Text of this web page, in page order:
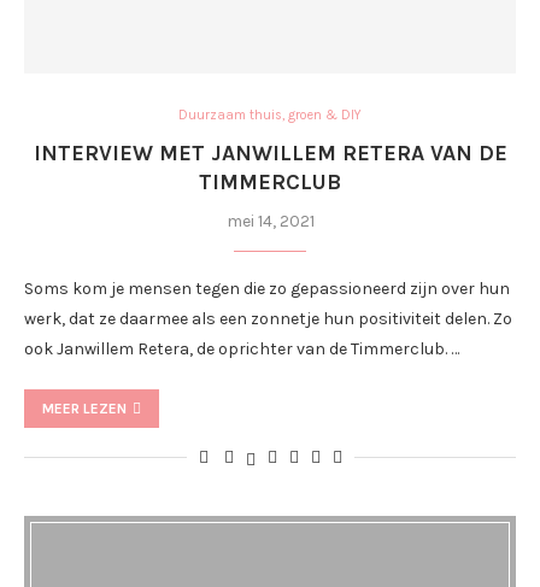
Duurzaam thuis, groen & DIY
INTERVIEW MET JANWILLEM RETERA VAN DE
TIMMERCLUB
mei 14, 2021
Soms kom je mensen tegen die zo gepassioneerd zijn over hun
werk, dat ze daarmee als een zonnetje hun positiviteit delen. Zo
ook Janwillem Retera, de oprichter van de Timmerclub. …
MEER LEZEN